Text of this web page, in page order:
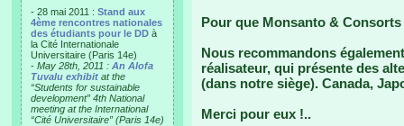
- 28 mai 2011 : Stand aux
4ème rencontres nationales
des étudiants pour le DD à
la Cité Internationale
Universitaire (Paris 14e)
- May 28th, 2011 : An Alofa
Tuvalu exhibit at the
“Students for sustainable
development” 4th National
meeting at the International
“Cité Universitaire” (Paris 14e)
Pour que Monsanto &
Nous recommandons
réalisateur, qui présente des
(dans notre siège). Canada,
Merci pour eux !..